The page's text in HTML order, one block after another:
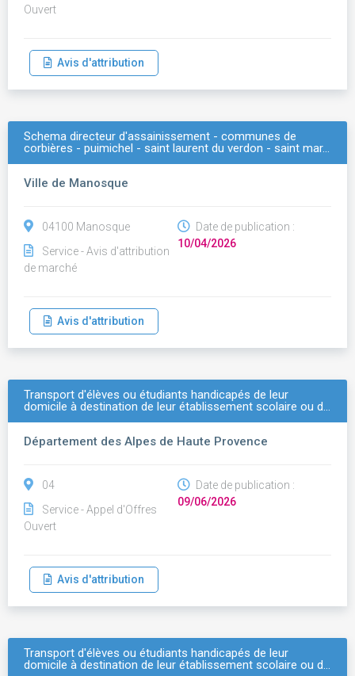
Ouvert
Avis d'attribution
Schema directeur d'assainissement - communes de
corbières - puimichel - saint laurent du verdon - saint mar…
Ville de Manosque
04100 Manosque
Service - Avis d'attribution
de marché
Date de publication :
10/04/2026
Avis d'attribution
Transport d'élèves ou étudiants handicapés de leur
domicile à destination de leur établissement scolaire ou d…
Département des Alpes de Haute Provence
04
Service - Appel d'Offres
Ouvert
Date de publication :
09/06/2026
Avis d'attribution
Transport d'élèves ou étudiants handicapés de leur
domicile à destination de leur établissement scolaire ou d…